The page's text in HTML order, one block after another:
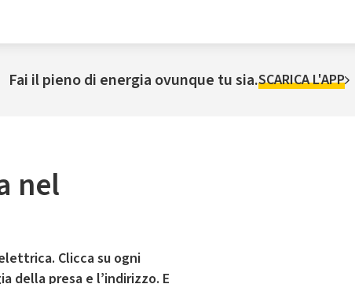
Fai il pieno di energia ovunque tu sia.SCARICA L'APP
nel
Clicca su ogni
della presa e l’indirizzo. E